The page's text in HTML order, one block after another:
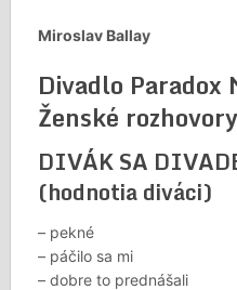
Miroslav Ballay
Divadlo Paradox
Ženské rozhovory
DIVÁK SA
(hodnotia diváci)
– pekné
– páčilo sa mi
– dobre to prednášali